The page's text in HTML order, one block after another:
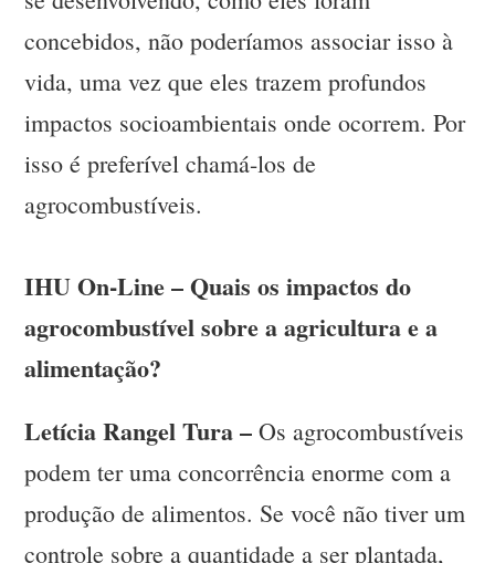
concebidos, não poderíamos associar isso à
vida, uma vez que eles trazem profundos
impactos socioambientais onde ocorrem. Por
isso é preferível chamá-los de
agrocombustíveis.
IHU On-Line – Quais os impactos do
agrocombustível sobre a agricultura e a
alimentação?
Letícia Rangel Tura –Os agrocombustíveis
podem ter uma concorrência enorme com a
produção de alimentos. Se você não tiver um
controle sobre a quantidade a ser plantada,